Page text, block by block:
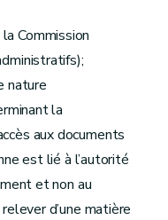
Commission
nature
la
aux documents
est lié à l’autorité
et non au
d’une matière